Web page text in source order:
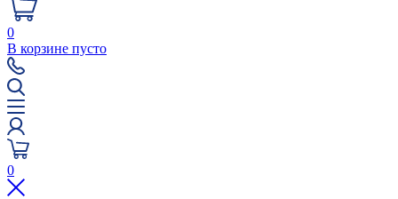
0
В корзине пусто
0